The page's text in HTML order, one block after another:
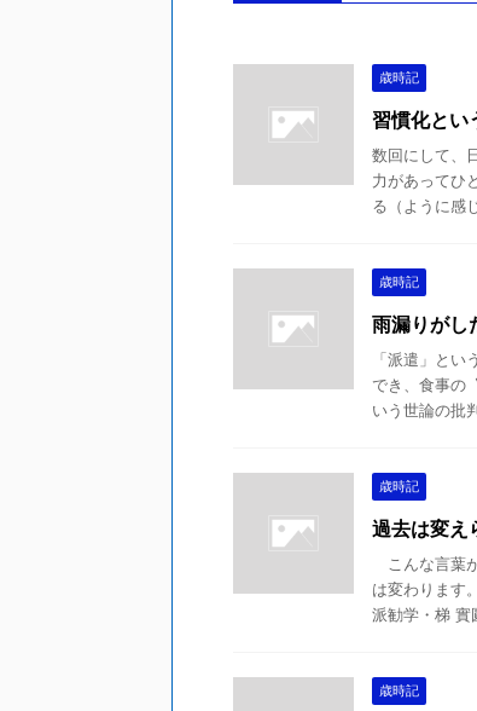
歳時記
習慣化とい
数回にして、
力があってひ
る（ように感
歳時記
雨漏りがし
「派遣」と
でき、食事の
いう世論の批
歳時記
過去は変え
こんな言葉
は変わります
派勧学・梯
歳時記